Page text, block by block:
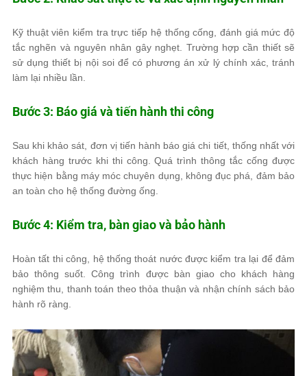
Kỹ thuật viên kiểm tra trực tiếp hệ thống cống, đánh giá mức độ
tắc nghẽn và nguyên nhân gây nghẹt. Trường hợp cần thiết sẽ
sử dụng thiết bị nội soi để có phương án xử lý chính xác, tránh
làm lại nhiều lần.
Bước 3: Báo giá và tiến hành thi công
Sau khi khảo sát, đơn vị tiến hành báo giá chi tiết, thống nhất với
khách hàng trước khi thi công. Quá trình thông tắc cống được
thực hiện bằng máy móc chuyên dụng, không đục phá, đảm bảo
an toàn cho hệ thống đường ống.
Bước 4: Kiểm tra, bàn giao và bảo hành
Hoàn tất thi công, hệ thống thoát nước được kiểm tra lại để đảm
bảo thông suốt. Công trình được bàn giao cho khách hàng
nghiệm thu, thanh toán theo thỏa thuận và nhận chính sách bảo
hành rõ ràng.